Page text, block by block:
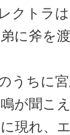
クトラ
に斧を
うちに
が聞こ
現れ、